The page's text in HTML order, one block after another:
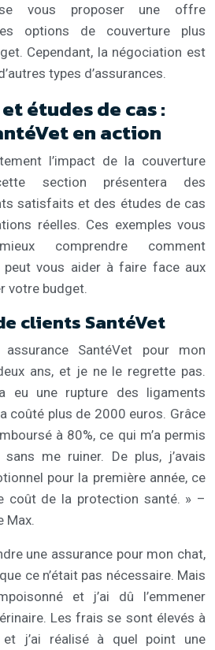
vous proposer une offre
options de couverture plus
Cependant, la négociation est
types d’assurances.
études de cas :
en action
l’impact de la couverture
section présentera des
satisfaits et des études de cas
réelles. Ces exemples vous
comprendre comment
peut vous aider à faire face aux
votre budget.
clients SantéVet
SantéVet pour mon
ans, et je ne le regrette pas.
eu une rupture des ligaments
coûté plus de 2000 euros. Grâce
à 80%, ce qui m’a permis
me ruiner. De plus, j’avais
pour la première année, ce
coût de la protection santé. » –
Max.
une assurance pour mon chat,
ce n’était pas nécessaire. Mais
et j’ai dû l’emmener
Les frais se sont élevés à
j’ai réalisé à quel point une